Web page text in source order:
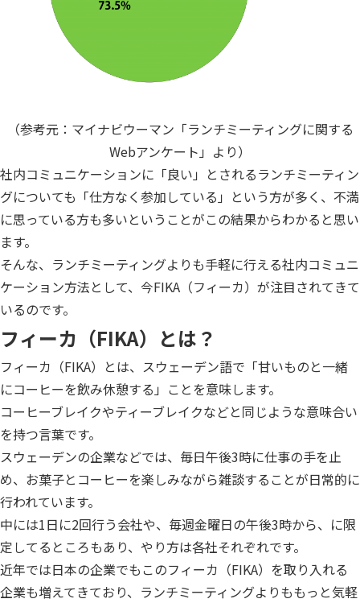
（参考元：マイナビウーマン「ランチミーティングに関する
Webアンケート」より）
社内コミュニケーションに「良い」とされるランチミーティン
グについても「仕方なく参加している」という方が多く、不満
に思っている方も多いということがこの結果からわかると思い
ます。
そんな、ランチミーティングよりも手軽に行える社内コミュニ
ケーション方法として、今FIKA（フィーカ）が注目されてきて
いるのです。
フィーカ（FIKA）とは？
フィーカ（FIKA）とは、スウェーデン語で「甘いものと一緒
にコーヒーを飲み休憩する」ことを意味します。
コーヒーブレイクやティーブレイクなどと同じような意味合い
を持つ言葉です。
スウェーデンの企業などでは、毎日午後3時に仕事の手を止
め、お菓子とコーヒーを楽しみながら雑談することが日常的に
行われています。
中には1日に2回行う会社や、毎週金曜日の午後3時から、に限
定してるところもあり、やり方は各社それぞれです。
近年では日本の企業でもこのフィーカ（FIKA）を取り入れる
企業も増えてきており、ランチミーティングよりももっと気軽